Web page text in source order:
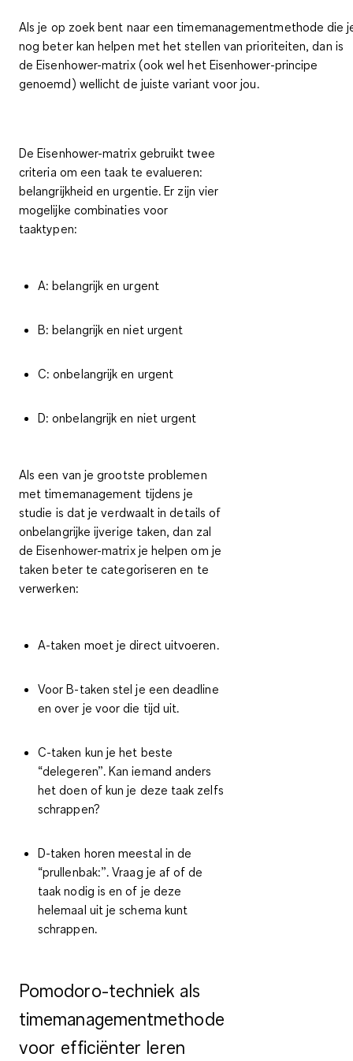
Als je op zoek bent naar een timemanagementmethode die
nog beter kan helpen met het stellen van prioriteiten, dan is
deEisenhower-matrix(ook wel het Eisenhower-principe
genoemd) wellicht de juiste variant voor jou.
De Eisenhower-matrix gebruikt twee
criteria om een taak te evalueren:
belangrijkheid en urgentie. Er zijn vier
mogelijke combinaties voor
taaktypen:
A: belangrijk en urgent
B: belangrijk en niet urgent
C: onbelangrijk en urgent
D: onbelangrijk en niet urgent
Als een van je grootste problemen
met timemanagement tijdens je
studie is dat je verdwaalt in details of
onbelangrijke ijverige taken, dan zal
de Eisenhower-matrix je helpen om je
taken beter te categoriseren en te
verwerken:
A-taken moet je direct uitvoeren.
Voor B-taken stel je een deadline
en over je voor die tijd uit.
C-taken kun je het beste
“delegeren”. Kan iemand anders
het doen of kun je deze taak zelfs
schrappen?
D-taken horen meestal in de
“prullenbak:”. Vraag je af of de
taak nodig is en of je deze
helemaal uit je schema kunt
schrappen.
Pomodoro-techniek als
timemanagementmethode
voor efficiënter leren